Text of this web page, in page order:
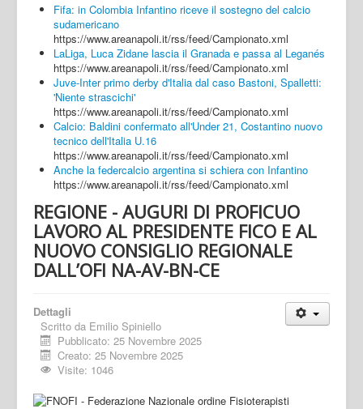
Fifa: in Colombia Infantino riceve il sostegno del calcio
sudamericano
https://www.areanapoli.it/rss/feed/Campionato.xml
LaLiga, Luca Zidane lascia il Granada e passa al Leganés
https://www.areanapoli.it/rss/feed/Campionato.xml
Juve-Inter primo derby d'Italia dal caso Bastoni, Spalletti:
'Niente strascichi'
https://www.areanapoli.it/rss/feed/Campionato.xml
Calcio: Baldini confermato all'Under 21, Costantino nuovo
tecnico dell'Italia U.16
https://www.areanapoli.it/rss/feed/Campionato.xml
Anche la federcalcio argentina si schiera con Infantino
https://www.areanapoli.it/rss/feed/Campionato.xml
REGIONE - AUGURI DI PROFICUO
LAVORO AL PRESIDENTE FICO E AL
NUOVO CONSIGLIO REGIONALE
DALL’OFI NA-AV-BN-CE
Dettagli
Scritto da Emilio Spiniello
Pubblicato: 25 Novembre 2025
Creato: 25 Novembre 2025
Visite: 1046